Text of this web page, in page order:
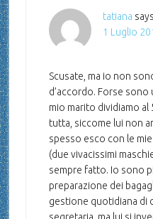
tatiana says
1 Luglio
Scusate, ma io non
d’accordo. Forse sono
mio marito dividiamo al
tutta, siccome lui non
spesso esco con le
(due vivacissimi
sempre fatto. Io sono
preparazione dei
gestione quotidiana di
segretaria, ma lui si